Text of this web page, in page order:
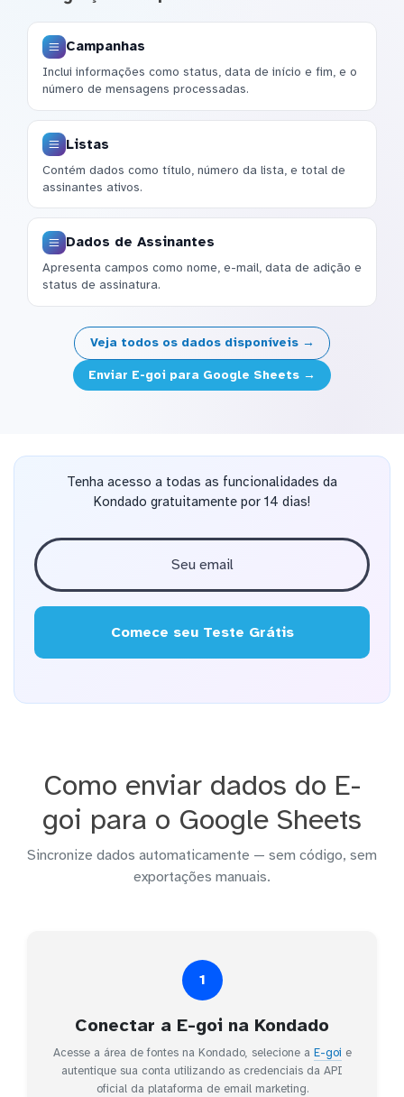
Campanhas
Inclui informações como status, data de início e fim, e o
número de mensagens processadas.
Listas
Contém dados como título, número da lista, e total de
assinantes ativos.
Dados de Assinantes
Apresenta campos como nome, e-mail, data de adição e
status de assinatura.
Veja todos os dados disponíveis →
Enviar E-goi para Google Sheets →
Tenha acesso a todas as funcionalidades da
Kondado gratuitamente por 14 dias!
Comece seu Teste Grátis
Como enviar dados do E-
goi para o Google Sheets
Sincronize dados automaticamente — sem código, sem
exportações manuais.
1
Conectar a E-goi na Kondado
Acesse a área de fontes na Kondado, selecione a E-goi e
autentique sua conta utilizando as credenciais da API
oficial da plataforma de email marketing.